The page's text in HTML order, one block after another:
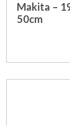
Makita –
50cm